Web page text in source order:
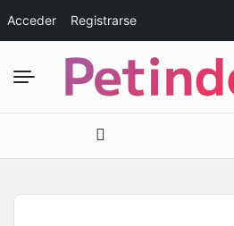
Acceder Registrarse